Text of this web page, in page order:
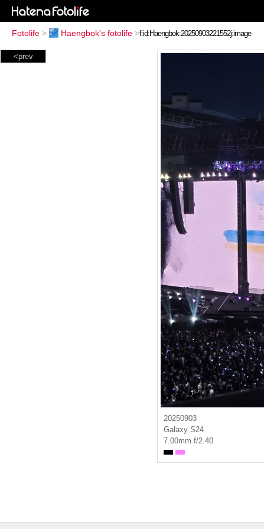
Fotolife > Haengbok's fotolife >
<prev
20250903
Galaxy S24
7.00mm f/2.40